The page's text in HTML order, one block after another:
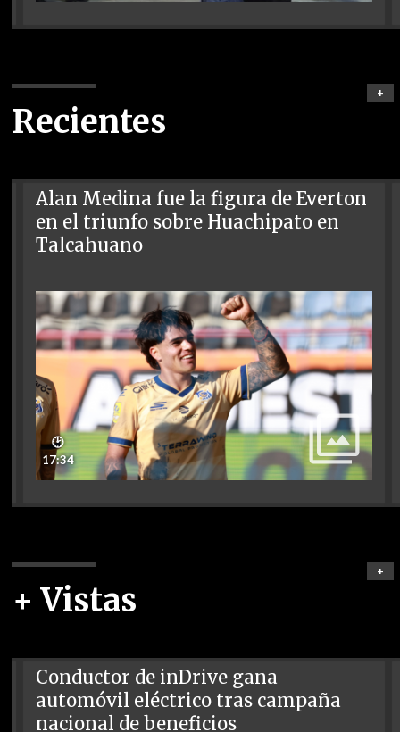
Recientes
+
Alan Medina fue la figura de Everton
en el triunfo sobre Huachipato en
Talcahuano
🕑
17:34
+ Vistas
+
Conductor de inDrive gana
automóvil eléctrico tras campaña
nacional de beneficios